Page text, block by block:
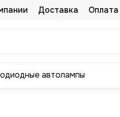
Доставка Оплата
автолампы